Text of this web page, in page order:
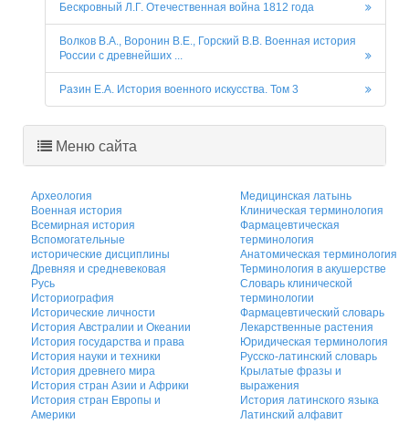
Бескровный Л.Г. Отечественная война 1812 года
Волков В.А., Воронин В.Е., Горский В.В. Военная история
России с древнейших ...
Разин Е.А. История военного искусства. Том 3
Меню сайта
Археология
Военная история
Всемирная история
Вспомогательные
исторические дисциплины
Древняя и средневековая
Русь
Историография
Исторические личности
История Австралии и Океании
История государства и права
История науки и техники
История древнего мира
История стран Азии и Африки
История стран Европы и
Америки
Медицинская латынь
Клиническая терминология
Фармацевтическая
терминология
Анатомическая терминология
Терминология в акушерстве
Словарь клинической
терминологии
Фармацевтический словарь
Лекарственные растения
Юридическая терминология
Русско-латинский словарь
Крылатые фразы и
выражения
История латинского языка
Латинский алфавит